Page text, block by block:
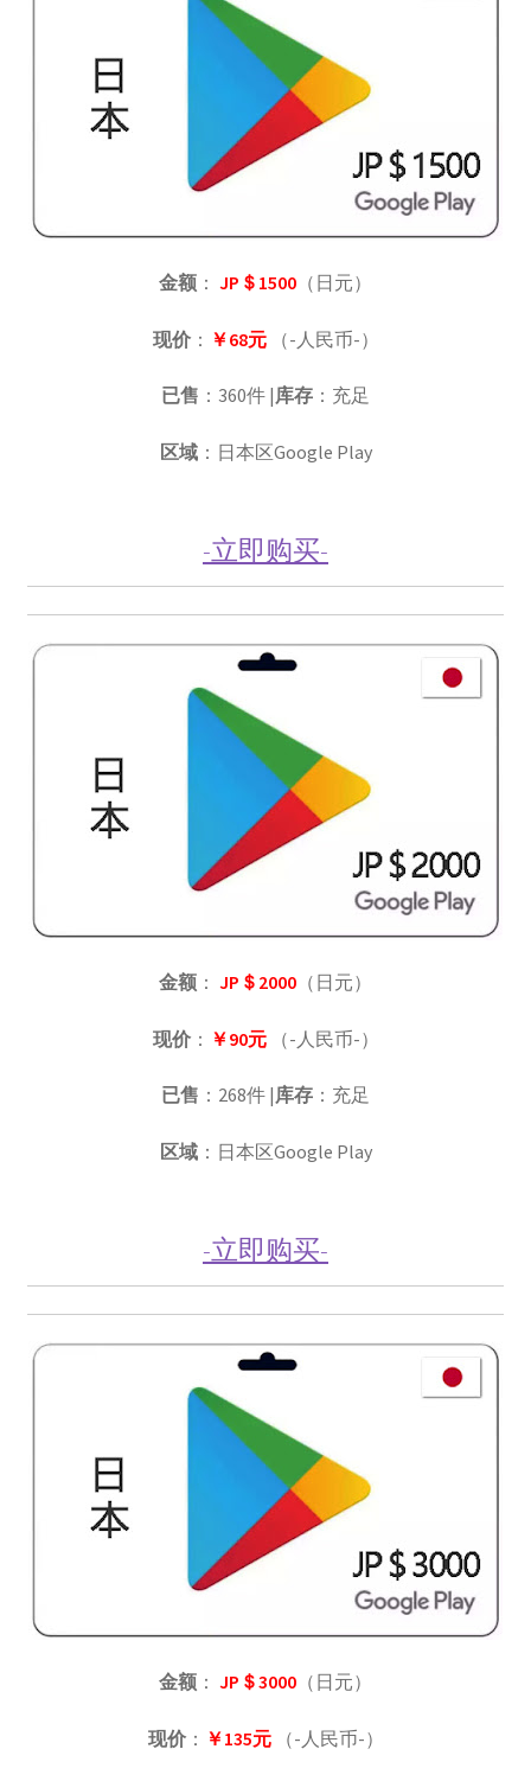
金额 ： JP＄1500 （日元）
现价： ￥68元（-人民币-）
已售 ：360件 |库存 ：充足
区域：日本区Google Play
-立即购买-
金额 ： JP＄2000 （日元）
现价： ￥90元（-人民币-）
已售 ：268件 |库存 ：充足
区域：日本区Google Play
-立即购买-
金额 ： JP＄3000 （日元）
现价： ￥135元（-人民币-）